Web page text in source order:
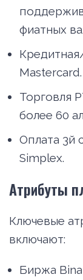
фиатных
Mastercard.
Торговля
более 60
Оплата 3й
Simplex.
Атрибуты
Ключевые
включают:
Биржа